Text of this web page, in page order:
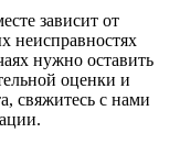
зависит от
неисправностях
нужно оставить
оценки и
свяжитесь с нами